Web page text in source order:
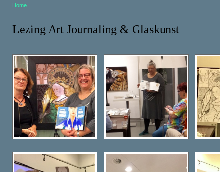
Home
Lezing Art Journaling & Glaskunst